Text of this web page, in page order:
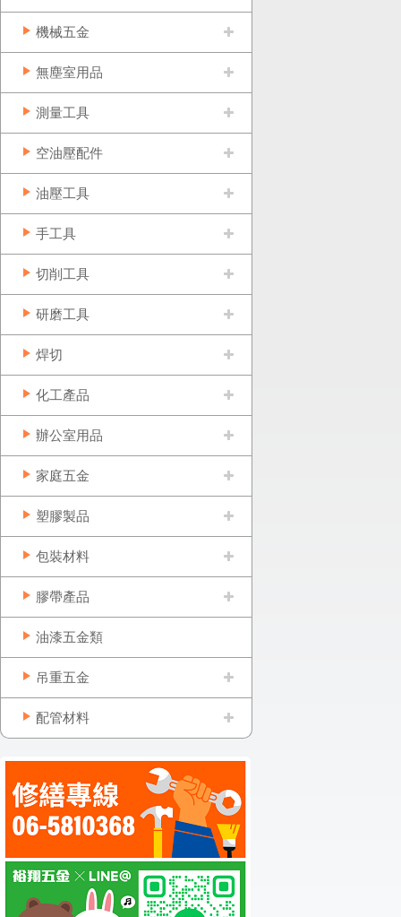
機械五金
無塵室用品
測量工具
空油壓配件
油壓工具
手工具
切削工具
研磨工具
焊切
化工產品
辦公室用品
家庭五金
塑膠製品
包裝材料
膠帶產品
油漆五金類
吊重五金
配管材料